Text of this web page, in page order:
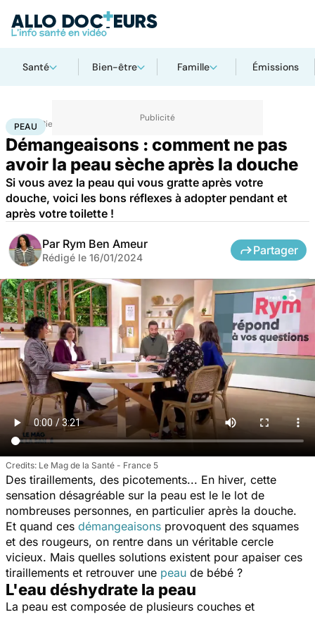
Santé Bien-être Famille Émissions
Accueil Bien-être
PEAU
Démangeaisons : comment ne pas
avoir la peau sèche après la douche
Si vous avez la peau qui vous gratte après votre
douche, voici les bons réflexes à adopter pendant et
après votre toilette !
Par Rym Ben Ameur
Rédigé le 16/01/2024
Partager
Le Mag de la Santé - France 5
Des tiraillements, des picotements... En hiver, cette
sensation désagréable sur la peau est le le lot de
nombreuses personnes, en particulier après la douche.
Et quand ces démangeaisons provoquent des squames
et des rougeurs, on rentre dans un véritable cercle
vicieux. Mais quelles solutions existent pour apaiser ces
tiraillements et retrouver une peau de bébé ?
L'eau déshydrate la peau
La peau est composée de plusieurs couches et